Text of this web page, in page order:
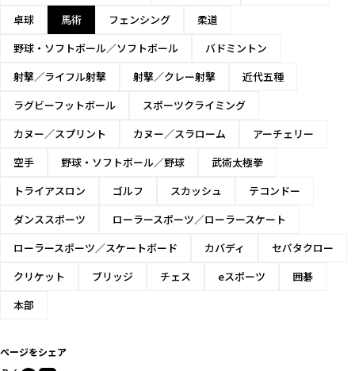
卓球
馬術 フェンシング
柔道
野球・ソフトボール／ソフトボール
バドミントン
射撃／ライフル射撃
射撃／クレー射撃
近代五種
ラグビーフットボール
スポーツクライミング
カヌー／スプリント
カヌー／スラローム
アーチェリー
空手
野球・ソフトボール／野球
武術太極拳
トライアスロン
ゴルフ スカッシュ
テコンドー
ダンススポーツ
ローラースポーツ／ローラースケート
ローラースポーツ／スケートボード
カバディ
セパタクロー
クリケット
ブリッジ チェス eスポーツ
囲碁
本部
ページをシェア